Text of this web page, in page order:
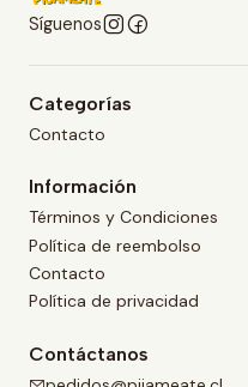
Síguenos
Categorías
Contacto
Información
Términos y Condiciones
Política de reembolso
Contacto
Política de privacidad
Contáctanos